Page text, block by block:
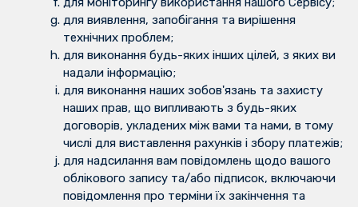
для виявлення, запобігання та вирішення
технічних проблем;
для виконання будь-яких інших цілей, з яких ви
надали інформацію;
для виконання наших зобов'язань та захисту
наших прав, що випливають з будь-яких
договорів, укладених між вами та нами, в тому
числі для виставлення рахунків і збору платежів;
для надсилання вам повідомлень щодо вашого
облікового запису та/або підписок, включаючи
повідомлення про терміни їх закінчення та